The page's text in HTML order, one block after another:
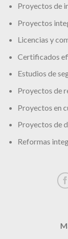
Proyectos de
Proyectos
Licencias y
Certificados
Estudios de
Proyectos de
Proyectos en
Proyectos de
Reformas